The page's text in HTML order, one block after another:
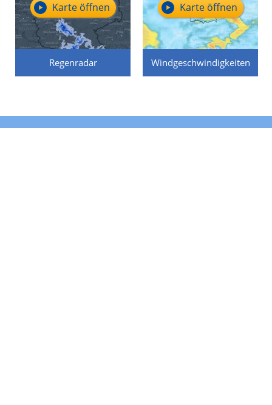
Regenradar
Karte öffnen
Windgeschwindigkeiten
Karte öffnen